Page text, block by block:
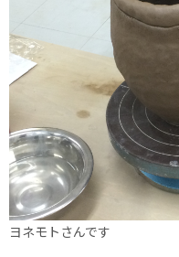
ヨネモトさんです